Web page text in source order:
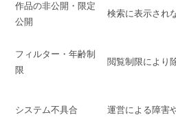
作品の非公開・限定
公開
検索に表示され
フィルター・年齢制
限
閲覧制限により
システム不具合 運営による障害